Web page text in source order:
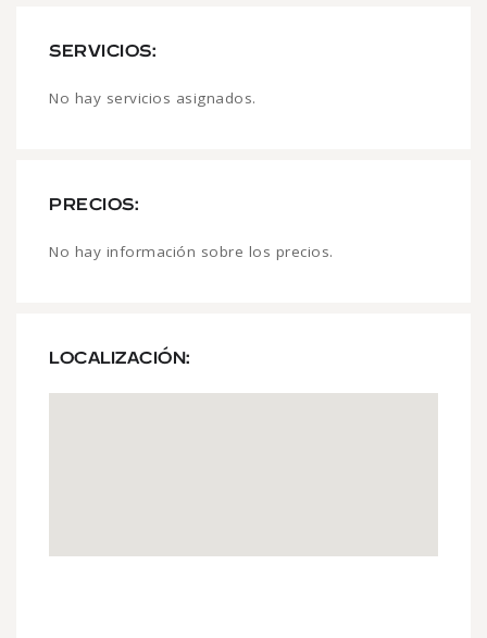
SERVICIOS:
No hay servicios asignados.
PRECIOS:
No hay información sobre los precios.
LOCALIZACIÓN: